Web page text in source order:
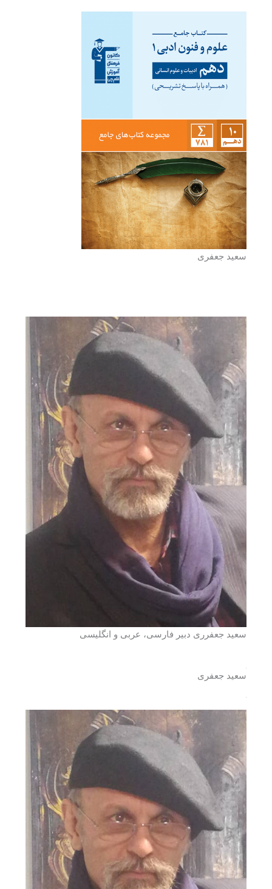
سعید جعفری
سعید جعفرری دبیر فارسی، عربی و انگلیسی
سعید جعفری